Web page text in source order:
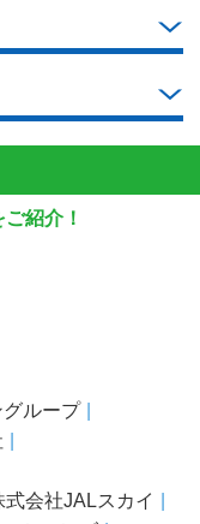
紹介！
ループ
式会社JALスカイ